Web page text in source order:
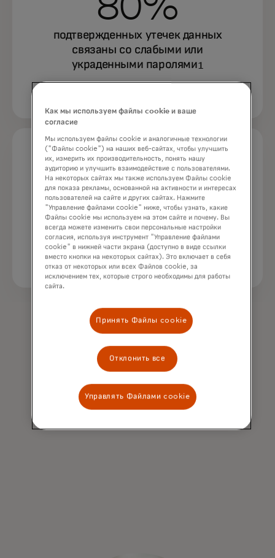
80%
подтвержденных утечек данных
связаны со слабыми или
украденными паролями1
90%
пользователей считают, что
биометрия безопаснее и удобнее
паролей2
Как мы используем файлы cookie и ваше
согласие
Мы используем файлы cookie и аналогичные технологии
("Файлы cookie") на наших веб-сайтах, чтобы улучшить
их, измерить их производительность, понять нашу
аудиторию и улучшить взаимодействие с пользователями.
На некоторых сайтах мы также используем Файлы cookie
для показа рекламы, основанной на активности и интересах
пользователей на сайте и других сайтах. Нажмите
"Управление файлами cookie" ниже, чтобы узнать, какие
Файлы cookie мы используем на этом сайте и почему. Вы
всегда можете изменить свои персональные настройки
согласия, используя инструмент "Управление файлами
cookie" в нижней части экрана (доступно в виде ссылки
вместо кнопки на некоторых сайтах). Это включает в себя
отказ от некоторых или всех Файлов cookie, за
исключением тех, которые строго необходимы для работы
сайта.
Принять Файлы cookie
Отклонить все
Управлять Файлами cookie